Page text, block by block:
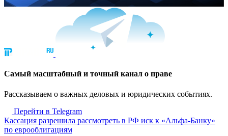
Cамый масштабный и точный канал о праве
Рассказываем о важных деловых и юридических событиях.
Перейти в Telegram
Кассация разрешила рассмотреть в РФ иск к «Альфа-Банку»
по еврооблигациям